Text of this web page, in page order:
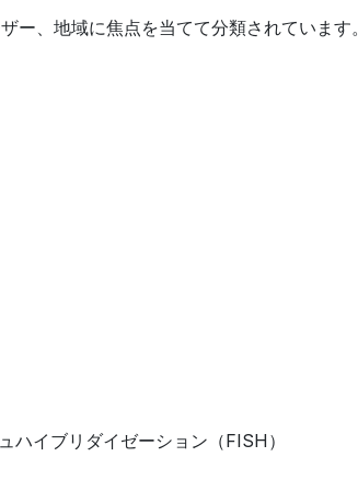
ー、地域に焦点を当てて分類されています
イブリダイゼーション（FISH）